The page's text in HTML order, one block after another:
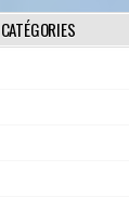
CATÉGORIES